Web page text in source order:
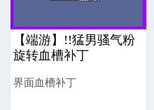
【端游】!!猛男骚气粉
旋转血槽补丁
界面血槽补丁